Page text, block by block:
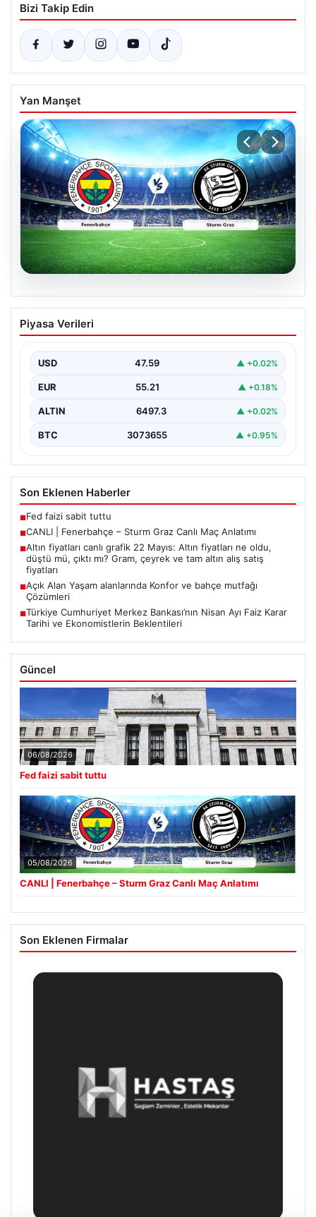
Bizi Takip Edin
Yan Manşet
05.08.2026
CANLI | Fenerbahçe – Sturm Graz Canlı
Maç Anlatımı
Piyasa Verileri
USD 47.59 ▲ +0.02%
EUR 55.21 ▲ +0.18%
ALTIN 6497.3 ▲ +0.02%
BTC 3073655 ▲ +0.95%
Son Eklenen Haberler
■Fed faizi sabit tuttu
■CANLI | Fenerbahçe – Sturm Graz Canlı Maç Anlatımı
■Altın fiyatları canlı grafik 22 Mayıs: Altın fiyatları ne oldu,
düştü mü, çıktı mı? Gram, çeyrek ve tam altın alış satış
fiyatları
■Açık Alan Yaşam alanlarında Konfor ve bahçe mutfağı
Çözümleri
■Türkiye Cumhuriyet Merkez Bankası’nın Nisan Ayı Faiz Karar
Tarihi ve Ekonomistlerin Beklentileri
Güncel
06/08/2026
Fed faizi sabit tuttu
05/08/2026
CANLI | Fenerbahçe – Sturm Graz Canlı Maç Anlatımı
Son Eklenen Firmalar